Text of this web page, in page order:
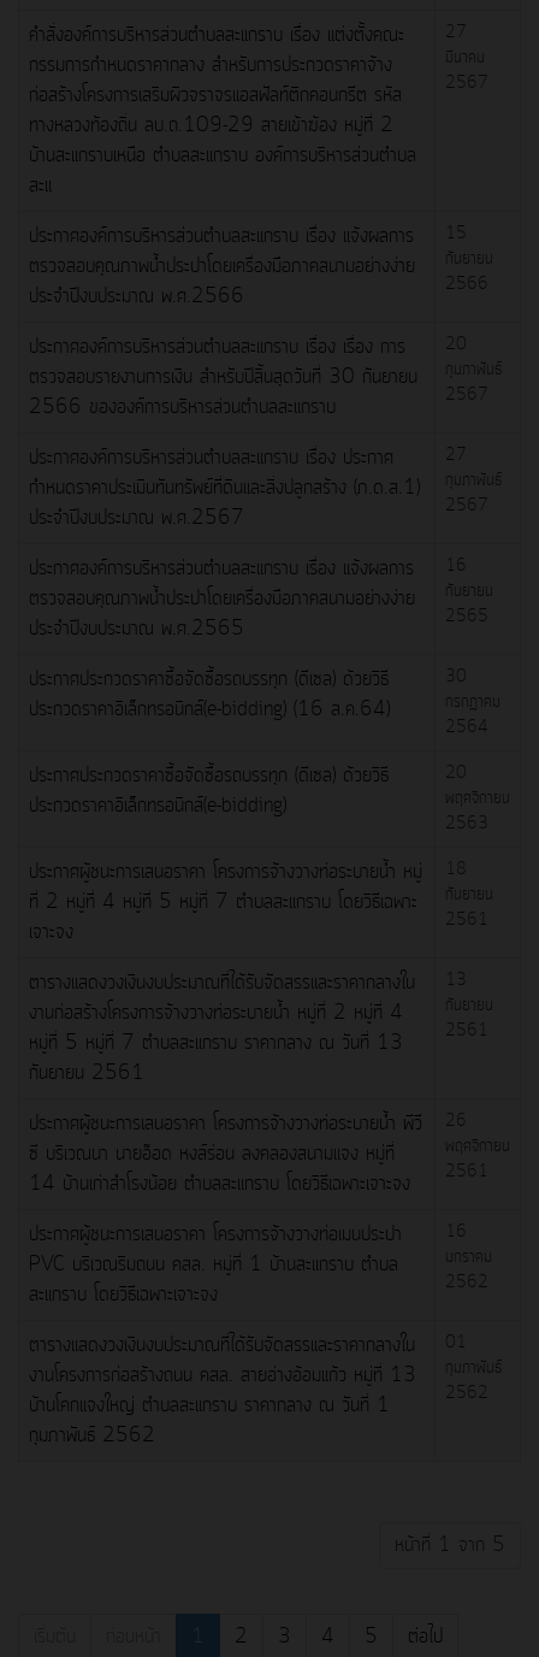
คำสั่งองค์การบริหารส่วนตำบลสะแกราบ เรื่อง แต่งตั้งคณะ
กรรมการกำหนดราคากลาง สำหรับการประกวดราคาจ้าง
ก่อสร้างโครงการเสริมผิวจราจรแอสฟัลท์ติกคอนกรีต รหัส
ทางหลวงท้องถิ่น ลบ.ถ.109-29 สายเข้าฆ้อง หมู่ที่ 2
บ้านสะแกราบเหนือ ตำบลสะแกราบ องค์การบริหารส่วนตำบล
สะแ
27
มีนาคม
2567
ประกาศองค์การบริหารส่วนตำบลสะแกราบ เรื่อง แจ้งผลการ
ตรวจสอบคุณภาพน้ำประปาโดยเครื่องมือภาคสนามอย่างง่าย
ประจำปีงบประมาณ พ.ศ.2566
15
กันยายน
2566
ประกาศองค์การบริหารส่วนตำบลสะแกราบ เรื่อง เรื่อง การ
ตรวจสอบรายงานการเงิน สำหรับปีสิ้นสุดวันที่ 30 กันยายน
2566 ขององค์การบริหารส่วนตำบลสะแกราบ
20
กุมภาพันธ์
2567
ประกาศองค์การบริหารส่วนตำบลสะแกราบ เรื่อง ประกาศ
กำหนดราคาประเมินทันทรัพย์ที่ดินและสิ่งปลูกสร้าง (ภ.ด.ส.1)
ประจำปีงบประมาณ พ.ศ.2567
27
กุมภาพันธ์
2567
ประกาศองค์การบริหารส่วนตำบลสะแกราบ เรื่อง แจ้งผลการ
ตรวจสอบคุณภาพน้ำประปาโดยเครื่องมือภาคสนามอย่างง่าย
ประจำปีงบประมาณ พ.ศ.2565
16
กันยายน
2565
ประกาศประกวดราคาซื้อจัดซื้อรถบรรทุก (ดีเซล) ด้วยวิธี
ประกวดราคาอิเล็กทรอนิกส์(e-bidding) (16 ส.ค.64)
30
กรกฎาคม
2564
ประกาศประกวดราคาซื้อจัดซื้อรถบรรทุก (ดีเซล) ด้วยวิธี
ประกวดราคาอิเล็กทรอนิกส์(e-bidding)
20
พฤศจิกายน
2563
ประกาศผู้ชนะการเสนอราคา โครงการจ้างวางท่อระบายน้ำ หมู่
ที่ 2 หมู่ที่ 4 หมู่ที่ 5 หมู่ที่ 7 ตำบลสะแกราบ โดยวิธีเฉพาะ
เจาะจง
18
กันยายน
2561
ตารางแสดงวงเงินงบประมาณที่ได้รับจัดสรรและราคากลางใน
งานก่อสร้างโครงการจ้างวางท่อระบายน้ำ หมู่ที่ 2 หมู่ที่ 4
หมู่ที่ 5 หมู่ที่ 7 ตำบลสะแกราบ ราคากลาง ณ วันที่ 13
กันยายน 2561
13
กันยายน
2561
ประกาศผู้ชนะการเสนอราคา โครงการจ้างวางท่อระบายน้ำ พีวี
ซี บริเวณนา นายอ๊อด หงส์ร่อน ลงคลองสนามแจง หมู่ที่
14 บ้านเก่าสำโรงน้อย ตำบลสะแกราบ โดยวิธีเฉพาะเจาะจง
26
พฤศจิกายน
2561
ประกาศผู้ชนะการเสนอราคา โครงการจ้างวางท่อเมนประปา
PVC บริเวณริมถนน คสล. หมู่ที่ 1 บ้านสะแกราบ ตำบล
สะแกราบ โดยวิธีเฉพาะเจาะจง
16
มกราคม
2562
ตารางแสดงวงเงินงบประมาณที่ได้รับจัดสรรและราคากลางใน
งานโครงการก่อสร้างถนน คสล. สายอ่างอ้อมแก้ว หมู่ที่ 13
บ้านโคกแจงใหญ่ ตำบลสะแกราบ ราคากลาง ณ วันที่ 1
กุมภาพันธ์ 2562
01
กุมภาพันธ์
2562
หน้าที่ 1 จาก 5
1 2 3 4 5 ต่อไป